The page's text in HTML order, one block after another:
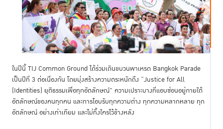
ในปีนี้ TIJ Common Ground ได้ร่วมเดินขบวนพาเหรด Bangkok Parade
เป็นปีที่ 3 ต่อเนื่องกัน โดยมุ่งสร้างความตระหนักถึง “Justice for All
(Identities) ยุติธรรมเพื่อทุกอัตลักษณ์" ความเปราะบางที่แอบซ่อนอยู่ภายใต้
อัตลักษณ์ของคนทุกคน และการโอบรับทุกความต่าง ทุกความหลากหลาย ทุก
อัตลักษณ์ อย่างเท่าเทียม และไม่ทิ้งใครไว้ข้างหลัง